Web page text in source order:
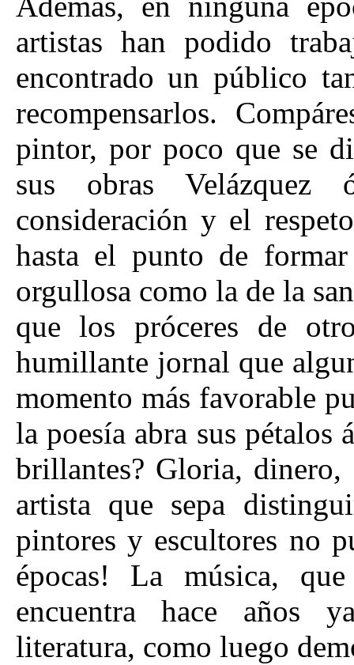
artistas han podido
encontrado un público
recompensarlos.
pintor, por poco que se
sus obras Velázquez
consideración y el
hasta el punto de
orgullosa como la de la
que los próceres de
humillante jornal que
momento más favorable
la poesía abra sus pétalos
brillantes? Gloria,
artista que sepa
pintores y escultores no
épocas! La música,
encuentra hace años
literatura, como luego